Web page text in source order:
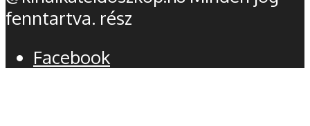
fenntartva. rész
Facebook